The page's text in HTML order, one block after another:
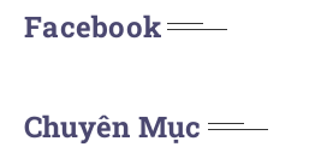
Facebook
Chuyên Mục